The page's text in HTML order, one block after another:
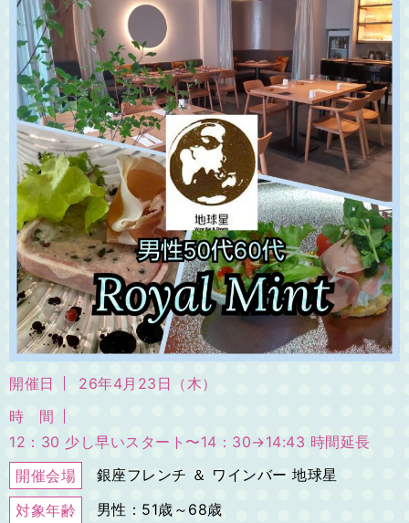
開催日
26年4月23日（木）
時 間
12：30 少し早いスタート〜14：30→14:43 時間延長
開催会場
銀座フレンチ ＆ ワインバー 地球星
対象年齢
男性：51歳～68歳